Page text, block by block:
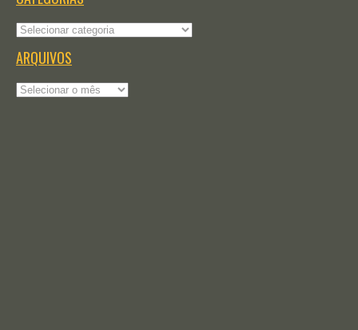
Categorias
ARQUIVOS
Arquivos